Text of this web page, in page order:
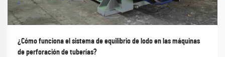
¿Cómo funciona el sistema de equilibrio de lodo en las máquinas
de perforación de tuberías?